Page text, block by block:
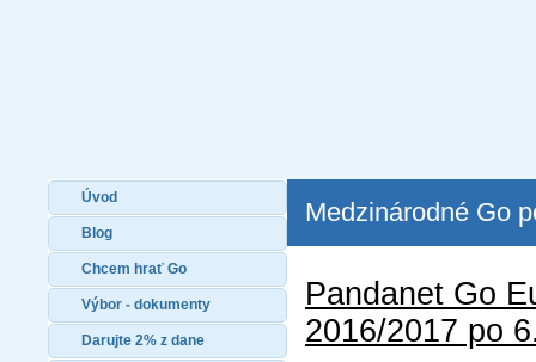
Úvod
Blog
Chcem hrať Go
Výbor - dokumenty
Darujte 2% z dane
Medzinárodné Go
Pandanet Go
2016/2017 po